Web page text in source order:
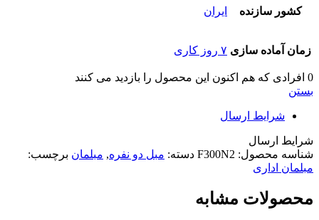
کشور سازنده ایران
زمان آماده سازی ۷ روز کاری
0 افرادی که هم اکنون این محصول را بازدید می کنند
بستن
شرایط ارسال
شرایط ارسال
شناسه محصول: F300N2 دسته: مبل دو نفره, مبلمان برچسب:
مبلمان اداری
محصولات مشابه